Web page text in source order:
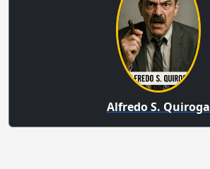
Alfredo S. Quiroga